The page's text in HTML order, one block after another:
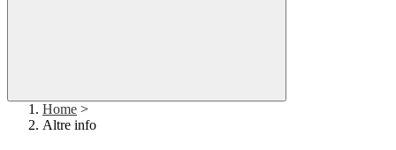
Home >
Altre info